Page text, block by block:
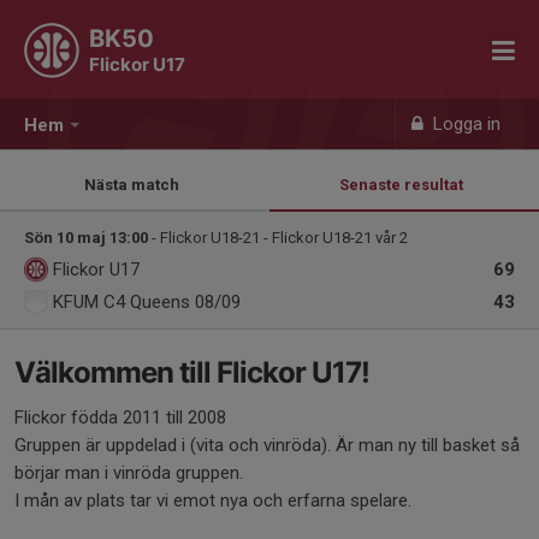
Hem Logga in
BK50
Flickor U17
Nästa match Senaste resultat
Sön 10 maj 13:00 - Flickor U18-21 - Flickor U18-21 vår 2
69
Flickor U17
43
KFUM C4 Queens 08/09
Välkommen till Flickor U17!
Flickor födda 2011 till 2008
Gruppen är uppdelad i (vita och vinröda). Är man ny till basket så
börjar man i vinröda gruppen.
I mån av plats tar vi emot nya och erfarna spelare.